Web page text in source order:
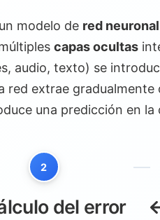
modelo de red
capas ocultas
audio, texto) se
red extrae
una predicción en la
2
del error